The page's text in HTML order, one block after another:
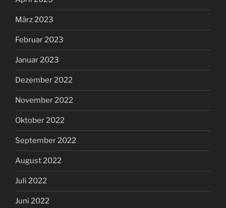
März 2023
Februar 2023
Januar 2023
Dezember 2022
November 2022
Oktober 2022
September 2022
August 2022
Juli 2022
Juni 2022